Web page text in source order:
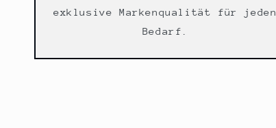
exklusive Markenqualität für jeden
Bedarf.